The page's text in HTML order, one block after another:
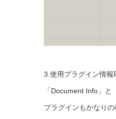
3.使用プラグイン情報
「Document Info」
プラグインもかなり